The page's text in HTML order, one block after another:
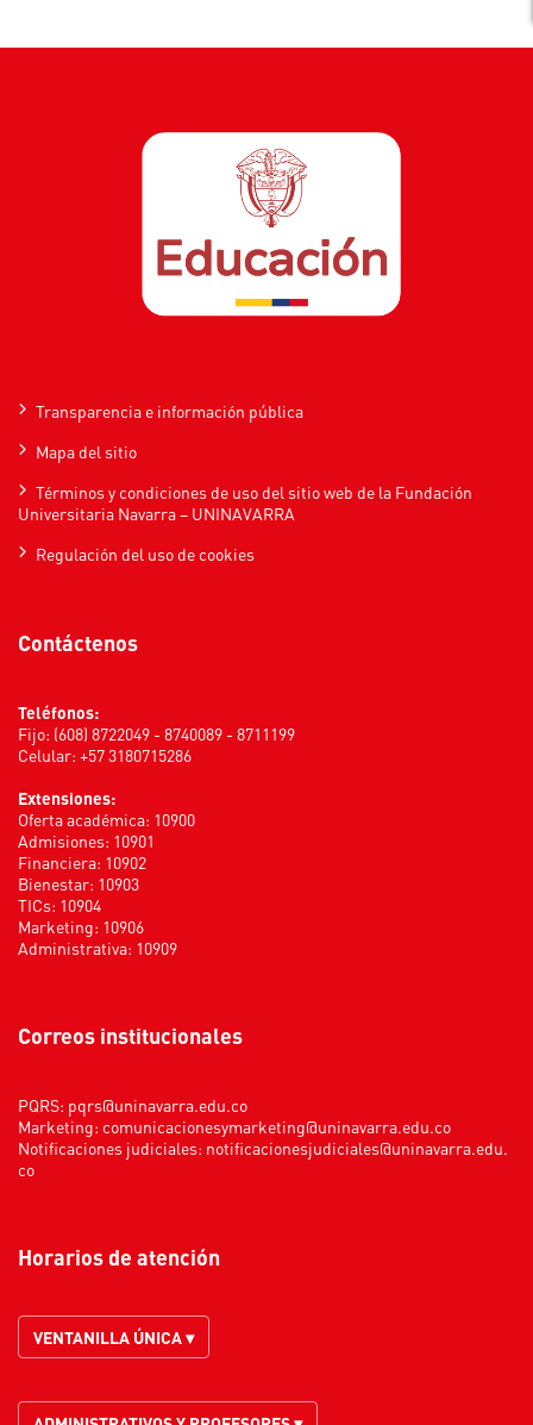
Transparencia e información pública
Mapa del sitio
Términos y condiciones de uso del sitio web de la Fundación
Universitaria Navarra – UNINAVARRA
Regulación del uso de cookies
Contáctenos
Teléfonos:
Fijo: (608) 8722049 - 8740089 - 8711199
Celular: +57 3180715286
Extensiones:
Oferta académica: 10900
Admisiones: 10901
Financiera: 10902
Bienestar: 10903
TICs: 10904
Marketing: 10906
Administrativa: 10909
Correos institucionales
PQRS: pqrs@uninavarra.edu.co
Marketing: comunicacionesymarketing@uninavarra.edu.co
Notificaciones judiciales: notificacionesjudiciales@uninavarra.edu.
co
Horarios de atención
VENTANILLA ÚNICA ▾